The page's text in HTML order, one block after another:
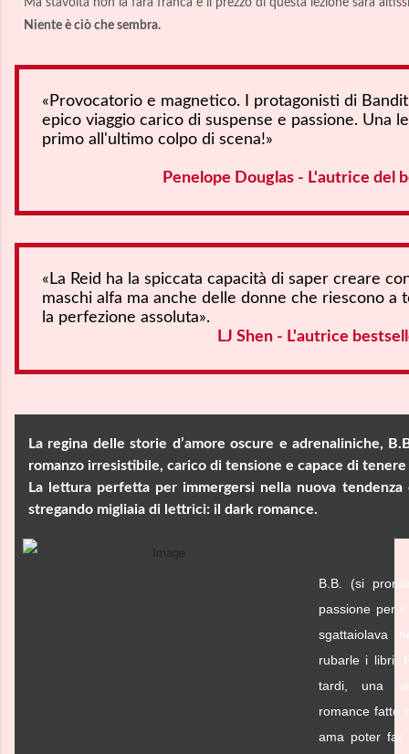
Ma stavolta non la farà franca e il prezzo di questa lezione sarà
Niente è ciò che sembra.
«Provocatorio e magnetico. I protagonisti di
epico viaggio carico di suspense e passione. Una
primo all'ultimo colpo di scena!»
Penelope Douglas - L'autrice del
«La Reid ha la spiccata capacità di saper creare
maschi alfa ma anche delle donne che riescono a
la perfezione assoluta».
LJ Shen - L'autrice
La regina delle storie d’amore oscure e adrenaliniche,
romanzo irresistibile, carico di tensione e capace di
La lettura perfetta per immergersi nella nuova
stregando migliaia di lettrici: il dark romance.
B.B. (si
passione per
sgattaiolava
rubarle i libri.
tardi, una
romance fatto
ama poter far